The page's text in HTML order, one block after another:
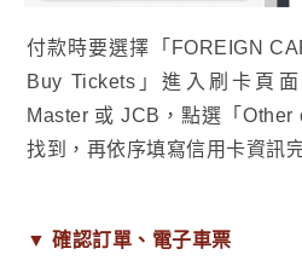
付款時要選擇「FOREIGN
Buy Tickets」進入刷卡頁
Master 或 JCB，點選「
找到，再依序填寫信用卡資訊
▼ 確認訂單、電子車票